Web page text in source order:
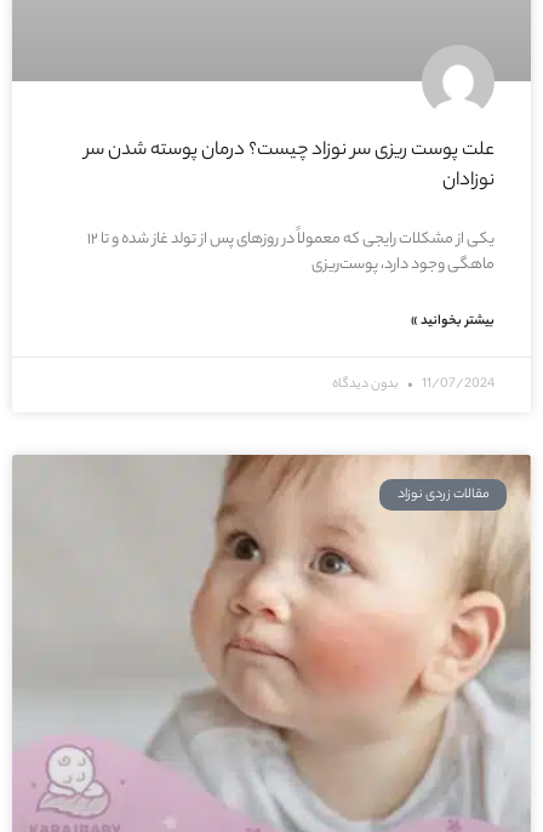
علت پوست ریزی سر نوزاد چیست؟ درمان پوسته شدن سر
نوزادان
یکی از مشکلات رایجی که معمولاً در روزهای پس از تولد غاز شده و تا ۱۲
ماهگی وجود دارد، پوست‌ریزی
بیشتر بخوانید »
11/07/2024 بدون دیدگاه
مقالات زردی نوزاد